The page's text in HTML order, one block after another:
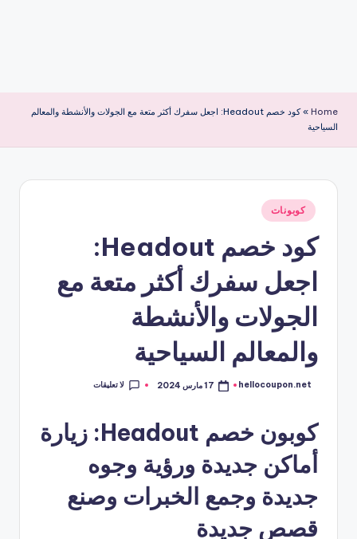
Home
»
كود خصم Headout: اجعل سفرك أكثر متعة مع الجولات والأنشطة والمعالم
السياحية
نُشر
في
كوبونات
كود خصم Headout:
اجعل سفرك أكثر متعة مع
الجولات والأنشطة
والمعالم السياحية
تمّ
hellocoupon.net 17 مارس 2024 لا تعليقات
كوبون خصم Headout: زيارة
أماكن جديدة ورؤية وجوه
جديدة وجمع الخبرات وصنع
قصص جديدة